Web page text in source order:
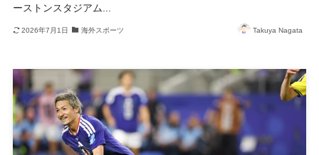
ーストンスタジアム...
2026年7月1日 海外スポーツ Takuya Nagata